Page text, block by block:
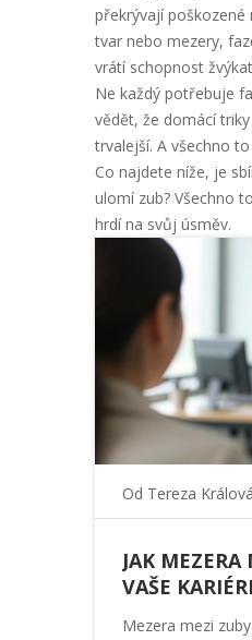
překrývají poškozené
tvar nebo mezery,
vrátí schopnost
Ne každý potřebuje
vědět, že domácí
trvalejší. A všechno
Co najdete níže, je
ulomí zub? Všechno
hrdí na svůj úsměv.
Od Tereza Králová
JAK
VAŠE
Mezera mezi